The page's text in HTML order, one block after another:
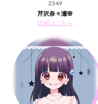
2349
芹沢奈々瀬🌸
詳細はこちら